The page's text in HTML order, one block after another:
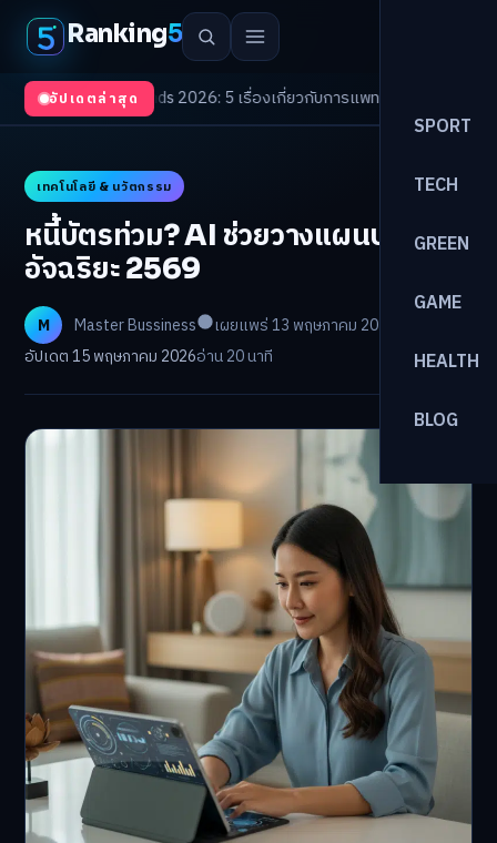
Ranking5
SPORT
TECH
GREEN
GAME
HEALTH
BLOG
อัปเดตล่าสุด
Trends 2026: 5 เรื่องเกี่ยวกับการแพทย์ที่ควรรู้/ดอกเบี้ยขาขึ้นรอบให
เทคโนโลยี & นวัตกรรม
หนี้บัตรท่วม? AI ช่วยวางแผนปลดหนี้
อัจฉริยะ 2569
M Master Bussiness
เผยแพร่ 13 พฤษภาคม 2026
อัปเดต 15 พฤษภาคม 2026อ่าน 20 นาที